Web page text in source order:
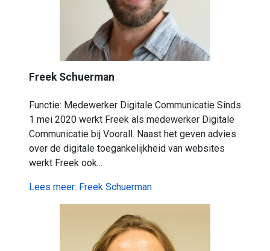
Freek Schuerman
Functie: Medewerker Digitale Communicatie Sinds
1 mei 2020 werkt Freek als medewerker Digitale
Communicatie bij Voorall. Naast het geven advies
over de digitale toegankelijkheid van websites
werkt Freek ook...
Lees meer: Freek Schuerman